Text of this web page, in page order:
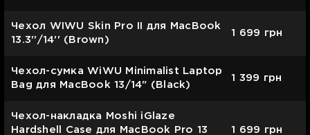
Чехол WIWU Skin Pro II для MacBook
13.3''/14'' (Brown)
1 699 грн
Чехол-сумка WiWU Minimalist Laptop
Bag для MacBook 13/14" (Black)
1 399 грн
Чехол-накладка Moshi iGlaze
Hardshell Case для MacBook Pro 13
1 699 грн